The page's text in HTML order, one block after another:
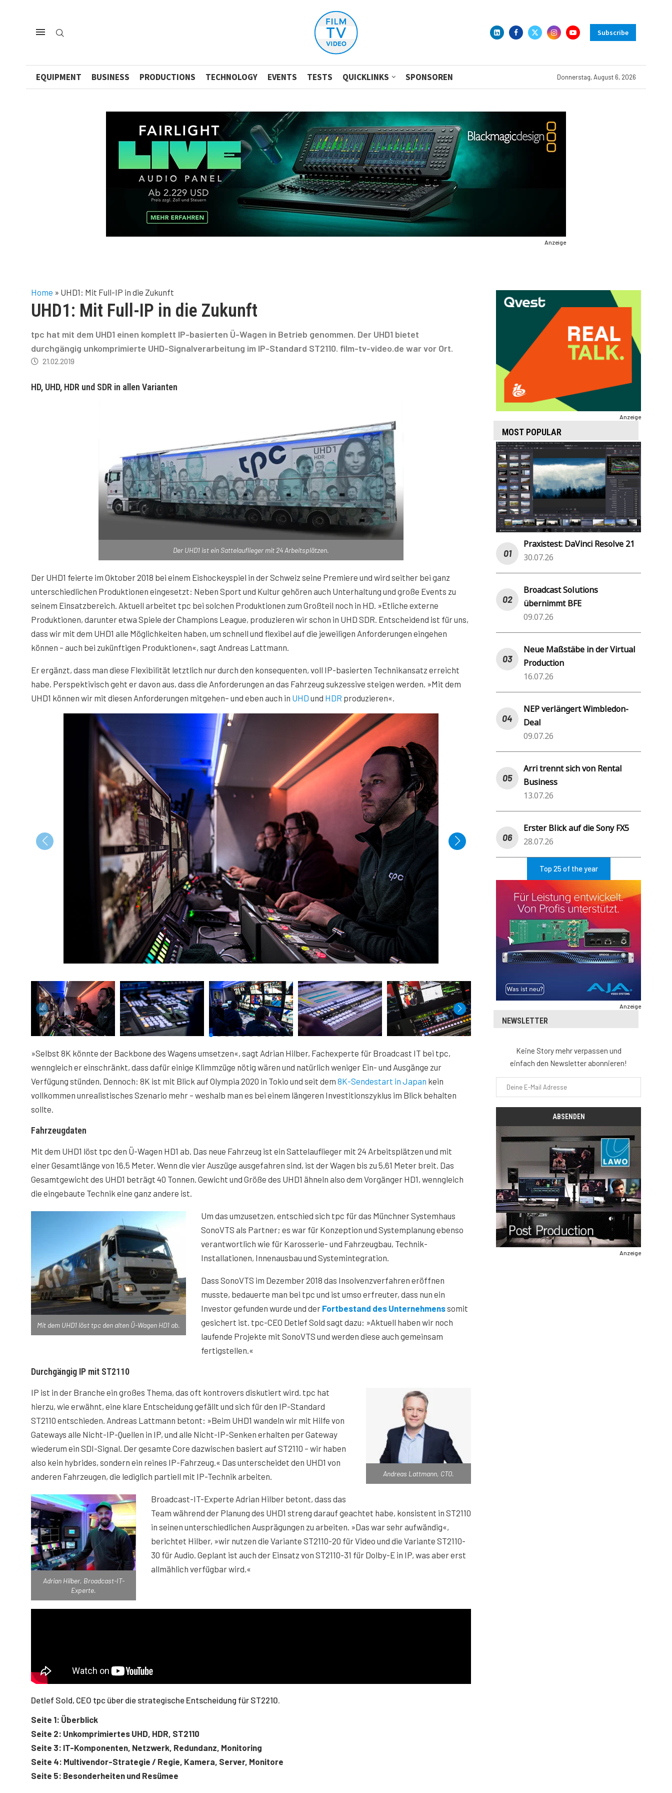
Subscribe
EQUIPMENT BUSINESS PRODUCTIONS TECHNOLOGY EVENTS TESTS QUICKLINKS SPONSOREN Donnerstag, August 6, 2026
Anzeige
Home » UHD1: Mit Full-IP in die Zukunft
UHD1: Mit Full-IP in die Zukunft
tpc hat mit dem UHD1 einen komplett IP-basierten Ü-Wagen in Betrieb genommen. Der UHD1 bietet
durchgängig unkomprimierte UHD-Signalverarbeitung im IP-Standard ST2110. film-tv-video.de war vor Ort.
21.02.2019
HD, UHD, HDR und SDR in allen Varianten
Der UHD1 ist ein Sattelauflieger mit 24 Arbeitsplätzen.
Der UHD1 feierte im Oktober 2018 bei einem Eishockeyspiel in der Schweiz seine Premiere und wird seither bei ganz
unterschiedlichen Produktionen eingesetzt: Neben Sport und Kultur gehören auch Unterhaltung und große Events zu
seinem Einsatzbereich. Aktuell arbeitet tpc bei solchen Produktionen zum Großteil noch in HD. »Etliche externe
Produktionen, darunter etwa Spiele der Champions League, produzieren wir schon in UHD SDR. Entscheidend ist für uns,
dass wir mit dem UHD1 alle Möglichkeiten haben, um schnell und flexibel auf die jeweiligen Anforderungen eingehen
können – auch bei zukünftigen Produktionen«, sagt Andreas Lattmann.
Er ergänzt, dass man diese Flexibilität letztlich nur durch den konsequenten, voll IP-basierten Technikansatz erreicht
habe. Perspektivisch geht er davon aus, dass die Anforderungen an das Fahrzeug sukzessive steigen werden. »Mit dem
UHD1 können wir mit diesen Anforderungen mitgehen– und eben auch in UHD und HDR produzieren«.
»Selbst 8K könnte der Backbone des Wagens umsetzen«, sagt Adrian Hilber, Fachexperte für Broadcast IT bei tpc,
wenngleich er einschränkt, dass dafür einige Klimmzüge nötig wären und natürlich weniger Ein- und Ausgänge zur
Verfügung stünden. Dennoch: 8K ist mit Blick auf Olympia 2020 in Tokio und seit dem 8K-Sendestart in Japan kein
vollkommen unrealistisches Szenario mehr – weshalb man es bei einem längeren Investitionszyklus im Blick behalten
sollte.
Fahrzeugdaten
Mit dem UHD1 löst tpc den Ü-Wagen HD1 ab. Das neue Fahrzeug ist ein Sattelauflieger mit 24 Arbeitsplätzen und mit
einer Gesamtlänge von 16,5 Meter. Wenn die vier Auszüge ausgefahren sind, ist der Wagen bis zu 5,61 Meter breit. Das
Gesamtgewicht des UHD1 beträgt 40 Tonnen. Gewicht und Größe des UHD1 ähneln also dem Vorgänger HD1, wenngleich
die eingebaute Technik eine ganz andere ist.
Mit dem UHD1 löst tpc den alten Ü-Wagen HD1 ab.
Um das umzusetzen, entschied sich tpc für das Münchner Systemhaus
SonoVTS als Partner; es war für Konzeption und Systemplanung ebenso
verantwortlich wie für Karosserie- und Fahrzeugbau, Technik-
Installationen, Innenausbau und Systemintegration.
Dass SonoVTS im Dezember 2018 das Insolvenzverfahren eröffnen
musste, bedauerte man bei tpc und ist umso erfreuter, dass nun ein
Investor gefunden wurde und der Fortbestand des Unternehmenssomit
gesichert ist. tpc-CEO Detlef Sold sagt dazu: »Aktuell haben wir noch
laufende Projekte mit SonoVTS und werden diese auch gemeinsam
fertigstellen.«
Durchgängig IP mit ST2110
Andreas Lattmann, CTO.
IP ist in der Branche ein großes Thema, das oft kontrovers diskutiert wird. tpc hat
hierzu, wie erwähnt, eine klare Entscheidung gefällt und sich für den IP-Standard
ST2110 entschieden. Andreas Lattmann betont: »Beim UHD1 wandeln wir mit Hilfe von
Gateways alle Nicht-IP-Quellen in IP, und alle Nicht-IP-Senken erhalten per Gateway
wiederum ein SDI-Signal. Der gesamte Core dazwischen basiert auf ST2110 – wir haben
also kein hybrides, sondern ein reines IP-Fahrzeug.« Das unterscheidet den UHD1 von
anderen Fahrzeugen, die lediglich partiell mit IP-Technik arbeiten.
Adrian Hilber, Broadcast-IT-
Experte.
Broadcast-IT-Experte Adrian Hilber betont, dass das
Team während der Planung des UHD1 streng darauf geachtet habe, konsistent in ST2110
in seinen unterschiedlichen Ausprägungen zu arbeiten. »Das war sehr aufwändig«,
berichtet Hilber, »wir nutzen die Variante ST2110-20 für Video und die Variante ST2110-
30 für Audio. Geplant ist auch der Einsatz von ST2110-31 für Dolby-E in IP, was aber erst
allmählich verfügbar wird.«
Detlef Sold, CEO tpc über die strategische Entscheidung für ST2210.
Seite 1: Überblick
Seite 2: Unkomprimiertes UHD, HDR, ST2110
Seite 3: IT-Komponenten, Netzwerk, Redundanz, Monitoring
Seite 4: Multivendor-Strategie / Regie, Kamera, Server, Monitore
Seite 5: Besonderheiten und Resümee
Anzeige
MOST POPULAR
Praxistest: DaVinci Resolve 21
30.07.26
Broadcast Solutions
übernimmt BFE
09.07.26
Neue Maßstäbe in der Virtual
Production
16.07.26
NEP verlängert Wimbledon-
Deal
09.07.26
Arri trennt sich von Rental
Business
13.07.26
Erster Blick auf die Sony FX5
28.07.26
Top 25 of the year
Anzeige
NEWSLETTER
Keine Story mehr verpassen und
einfach den Newsletter abonnieren!
Anzeige